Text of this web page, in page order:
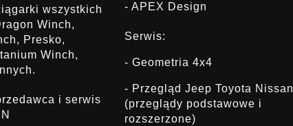
wszystkich
Winch,
Presko,
Winch,
i serwis
- APEX Design
Serwis:
- Geometria 4x4
- Przegląd Jeep Toyota Nissan
(przeglądy podstawowe i
rozszerzone)